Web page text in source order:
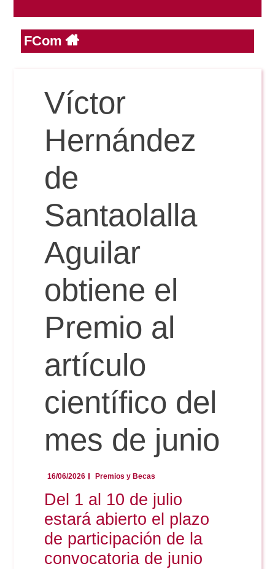
Reservas
Periodismo
Comunicación Audiovisual
Doble Grado PER/CAV
Periodismo
Publicidad y RR.PP
Comunicación Audiovisual
Doble Grado PER/CAV
Secretaría Virtual
#miTFG
#YoPractico
Boletines
FCom
Víctor
Hernández
de
Santaolalla
Aguilar
obtiene el
Premio al
artículo
científico del
mes de junio
16/06/2026 Premios y Becas
Del 1 al 10 de julio
estará abierto el plazo
de participación de la
convocatoria de junio